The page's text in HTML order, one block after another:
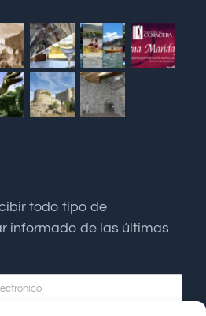
todo tipo de
informado de las últimas